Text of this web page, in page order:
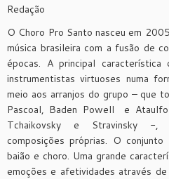
Redação
O Choro Pro Santo nasceu em
música brasileira com a fusão de
épocas. A principal
instrumentistas virtuoses numa
meio aos arranjos do grupo – que
Pascoal, Baden Powell e
Tchaikovsky e Stravinsky -,
composições próprias. O
baião e choro. Uma grande
emoções e afetividades através